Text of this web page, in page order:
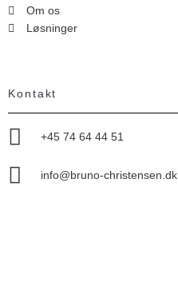
Om os
Løsninger
Kontakt
+45 74 64 44 51
info@bruno-christensen.dk